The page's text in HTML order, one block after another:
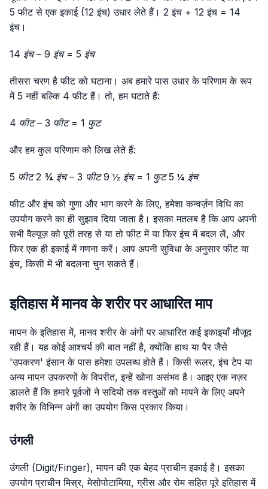
5 फीट से एक इकाई (12 इंच) उधार लेते हैं। 2 इंच + 12 इंच = 14
इंच।
14 इंच – 9 इंच = 5 इंच
तीसरा चरण है फीट को घटाना। अब हमारे पास उधार के परिणाम के रूप
में 5 नहीं बल्कि 4 फीट हैं। तो, हम घटाते हैं:
4 फीट – 3 फीट = 1 फुट
और हम कुल परिणाम को लिख लेते हैं:
5 फीट 2 ¾ इंच – 3 फीट 9 ½ इंच = 1 फुट 5 ¼ इंच
फीट और इंच को गुणा और भाग करने के लिए, हमेशा कन्वर्ज़न विधि का
उपयोग करने का ही सुझाव दिया जाता है। इसका मतलब है कि आप अपनी
सभी वैल्यूज़ को पूरी तरह से या तो फीट में या फिर इंच में बदल लें, और
फिर एक ही इकाई में गणना करें। आप अपनी सुविधा के अनुसार फीट या
इंच, किसी में भी बदलना चुन सकते हैं।
इतिहास में मानव के शरीर पर आधारित माप
मापन के इतिहास में, मानव शरीर के अंगों पर आधारित कई इकाइयाँ मौजूद
रही हैं। यह कोई आश्चर्य की बात नहीं है, क्योंकि हाथ या पैर जैसे
'उपकरण' इंसान के पास हमेशा उपलब्ध होते हैं। किसी रूलर, इंच टेप या
अन्य मापन उपकरणों के विपरीत, इन्हें खोना असंभव है। आइए एक नज़र
डालते हैं कि हमारे पूर्वजों ने सदियों तक वस्तुओं को मापने के लिए अपने
शरीर के विभिन्न अंगों का उपयोग किस प्रकार किया।
उंगली
उंगली (Digit/Finger), मापन की एक बेहद प्राचीन इकाई है। इसका
उपयोग प्राचीन मिस्र, मेसोपोटामिया, ग्रीस और रोम सहित पूरे इतिहास में